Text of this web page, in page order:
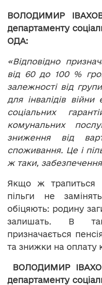
ВОЛОДИМИР
департаменту
ОДА:
«Відповідно
від 60 до 100 %
залежності від
для інвалідів
соціальних
комунальних
зниження від
споживання. Це і
ж таки,
Якщо ж трапиться
пільги не
обіцяють: родину
залишать. В
призначається
та знижки на оплату
ВОЛОДИМИР
департаменту